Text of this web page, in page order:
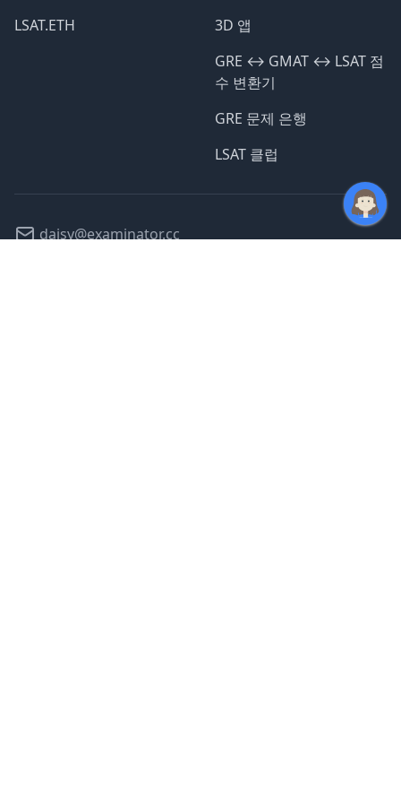
LSAT.ETH
3D 앱
GRE ↔️ GMAT ↔️ LSAT 점
수 변환기
GRE 문제 은행
LSAT 클럽
daisy@examinator.cc